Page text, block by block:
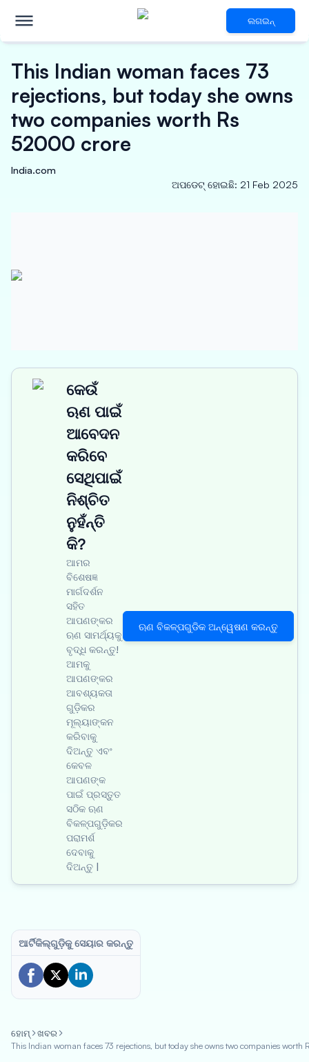
ଲଗଇନ୍
This Indian woman faces 73
rejections, but today she owns
two companies worth Rs
52000 crore
India.com
ଅପଡେଟ୍ ହୋଇଛି: 21 Feb 2025
କେଉଁ
ଋଣ ପାଇଁ
ଆବେଦନ
କରିବେ
ସେଥିପାଇଁ
ନିଶ୍ଚିତ
ନୁହଁନ୍ତି
କି?
ଆମର
ବିଶେଷଜ୍ଞ
ମାର୍ଗଦର୍ଶନ
ସହିତ
ଆପଣଙ୍କର
ଋଣ ସାମର୍ଥ୍ୟକୁ
ବୃଦ୍ଧି କରନ୍ତୁ!
ଆମକୁ
ଆପଣଙ୍କର
ଆବଶ୍ୟକତା
ଗୁଡ଼ିକର
ମୂଲ୍ୟାଙ୍କନ
କରିବାକୁ
ଦିଅନ୍ତୁ ଏବଂ
କେବଳ
ଆପଣଙ୍କ
ପାଇଁ ପ୍ରସ୍ତୁତ
ସଠିକ ଋଣ
ବିକଳ୍ପଗୁଡ଼ିକର
ପରାମର୍ଶ
ଦେବାକୁ
ଦିଅନ୍ତୁ |
ଋଣ ବିକଳ୍ପଗୁଡିକ ଅନ୍ୱେଷଣ କରନ୍ତୁ
ଆର୍ଟିକିଲ୍‌ଗୁଡ଼ିକୁ ସେୟାର କରନ୍ତୁ
ହୋମ୍
ଖବର
This Indian woman faces 73 rejections, but today she owns two companies